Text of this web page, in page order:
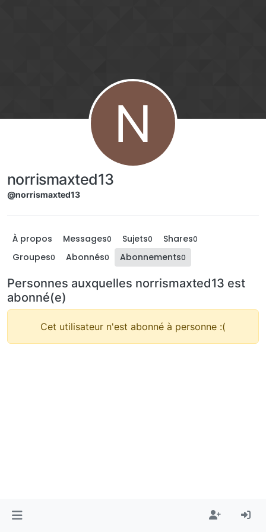
N
norrismaxted13
@norrismaxted13
À propos Messages0 Sujets0 Shares0
Groupes0 Abonnés0 Abonnements0
Personnes auxquelles norrismaxted13 est
abonné(e)
Cet utilisateur n'est abonné à personne :(